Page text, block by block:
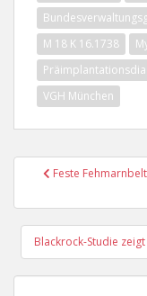
M 18 K 16.1738
VGH München
Feste
Blackrock-Studie